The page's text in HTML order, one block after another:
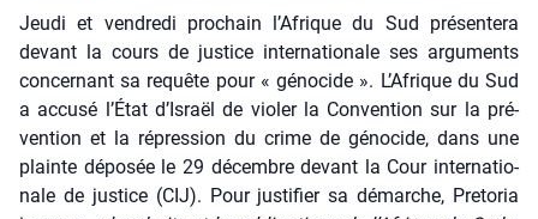
Jeu­di et ven­dre­di pro­chain l’Afrique du Sud pré­sen­te­ra
devant la cours de jus­tice inter­na­tio­nale ses argu­ments
concer­nant sa requête pour « géno­cide ». L’Afrique du Sud
a accu­sé l’État d’Israël de vio­ler la Conven­tion sur la pré­
ven­tion et la répres­sion du crime de géno­cide, dans une
plainte dépo­sée le 29 décembre devant la Cour inter­na­tio­
nale de jus­tice (CIJ). Pour jus­ti­fier sa démarche, Pre­to­ria